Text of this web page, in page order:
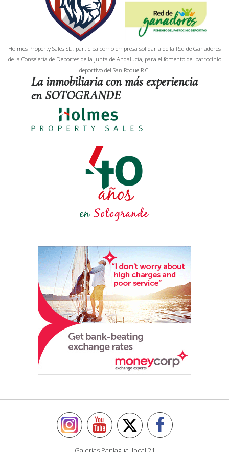
La inmobiliaria con más experiencia
en SOTOGRANDE
Holmes Property Sales SL , participa como empresa solidaria de la Red de Ganadores
de la Consejería de Deportes de la Junta de Andalucía, para el fomento del patrocinio
deportivo del San Roque R.C.